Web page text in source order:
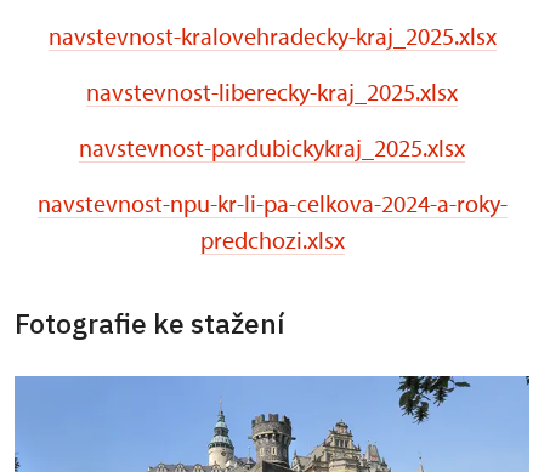
navstevnost-kralovehradecky-kraj_2025.xlsx
navstevnost-liberecky-kraj_2025.xlsx
navstevnost-pardubickykraj_2025.xlsx
navstevnost-npu-kr-li-pa-celkova-2024-a-roky-
predchozi.xlsx
Fotografie ke stažení